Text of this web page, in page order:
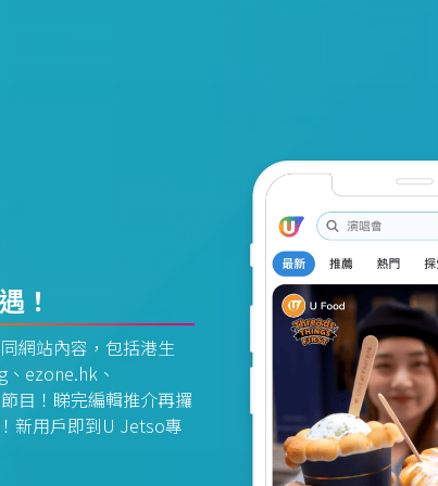
！
網站內容，包括港生
ezone.hk、
目！睇完編輯推介再攞
新用戶即到U Jetso專